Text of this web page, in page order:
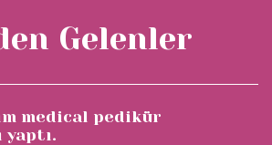
Gelenler
medical pedikür
yaptı.